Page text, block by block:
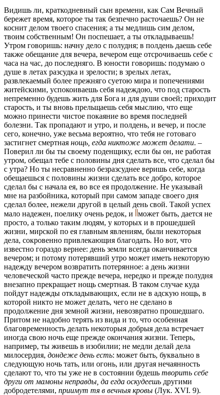
Видишь ли, краткодневный сын времени, как Сам Вечный
бережет время, которое ты так безпечно расточаешь? Он не
коснит делом твоего спасения; а ты медлишь сим делом,
твоим собственным! Он поспешает, а ты откладываешь!
Утром говоришь: начну дело с полудня; в полдень даешь себе
также обещание для вечера, вечером еще отсрочиваешь себе с
часа на час, до последняго. В юности говоришь: подумаю о
душе в летах разсудка и зрелости; в зрелых летах,
развлекаемый более прежняго суетою мира и попечениями
житейскими, успокоиваешь себя надеждою, что под старость
непременно будешь жить для Бога и для души своей; приходит
старость, и ты вновь прельщаешь себя мыслию, что еще
можно принести чистое покаяние во время последней
болезни. Так пропадают и утро, и полдень, и вечер, и после
сего, конечно, уже весьма вероятно, что тебя не готоваго
застигнет смертная нощь, егда никтоже может делати. –
Поверил ли бы ты своему поденщику, если бы он, не работая
утром, обещал тебе с половины дня сделать все, что сделал бы
с утра? Но ты несравненно безразсуднее веришь себе, когда
обещаешься с половины жизни сделать все добро, которое
сделал бы с начала ея, во все ея продолжение. Не указывай
мне на разбойника, который при самом западе своего дня
сделал более, нежели другой в целый день свой. Такой успех
мало надежен, поелику очень редок, и
может быть, дается не
просто, а только таким людям, у которых и в прошедшей
жизни, мирской по ея главным явлениям, были некоторыя
дела, сокровенно привлекающия благодать. Но вот, что
известно гораздо вернее: день земли всегда оканчивается
вечером; и потому потерявший утро может иметь некоторую
надежду вечером возвратить потерянное: а день жизни
человеческой часто прежде вечера, нередко и прежде полудня
внезапно прекращает нощь смертная. В таком случае куда
пойдут надежды откладывающих, если не в адскую нощь, в
которой никто не может делать, чего не сделано в
продолжение дня земной жизни, невозвратно прошедшаго.
Притом не надобно терять из вида и то, что особенная
благовременность делать некоторыя добрыя дела встречает
иногда свою ночь еще прежде окончания жизни. Теперь,
например, ты живешь в изобилии; не медли делай дела
милосердия, дондеже день есть: может быть, буквально в
следующую ночь тать, или огонь, или другая нечаянность
сделают то, что ты уже не в состоянии будешь творить себе
други от мамоны неправды, да егда оскудеешь другими
добродетелями, приимут тя в вечныя кровы (Лук. XVI. 9).